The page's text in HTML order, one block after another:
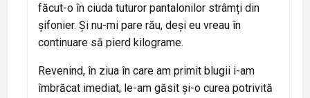
făcut-o în ciuda tuturor pantalonilor strâmți din
șifonier. Și nu-mi pare rău, deși eu vreau în
continuare să pierd kilograme.
Revenind, în ziua în care am primit blugii i-am
îmbrăcat imediat, le-am găsit și-o curea potrivită